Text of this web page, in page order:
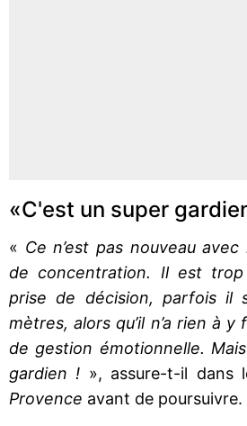
«C'est un super
« Ce n’est pas nouveau
de concentration. Il est
prise de décision, parfois il
mètres, alors qu’il n’a rien à y
de gestion émotionnelle.
gardien ! », assure-t-il dans
Provence avant de poursuivre.